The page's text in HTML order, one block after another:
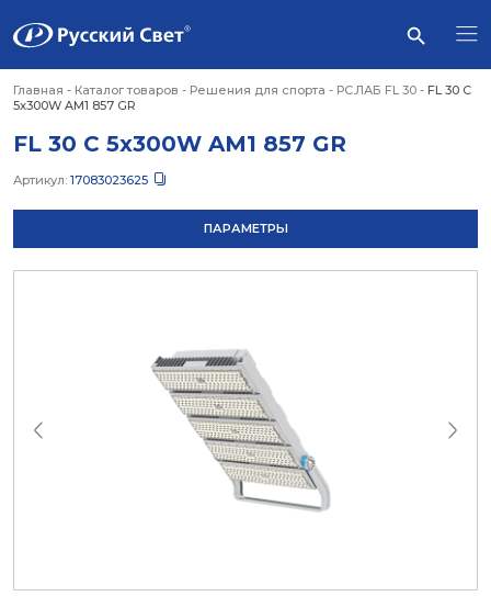
Главная - Каталог товаров - Решения для спорта - РС.ЛАБ FL 30 - FL 30 C
5x300W AM1 857 GR
FL 30 C 5x300W AM1 857 GR
Артикул: 17083023625
ПАРАМЕТРЫ